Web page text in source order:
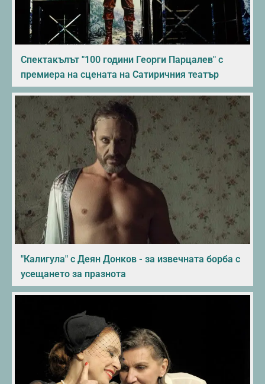
Спектакълът "100 години Георги Парцалев" с
премиера на сцената на Сатиричния театър
"Калигула" с Деян Донков - за извечната борба с
усещането за празнота